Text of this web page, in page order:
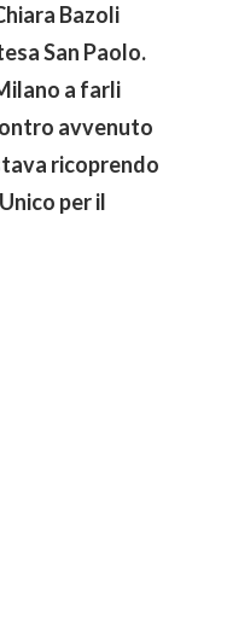
Bazoli
San Paolo.
a farli
avvenuto
ricoprendo
per il